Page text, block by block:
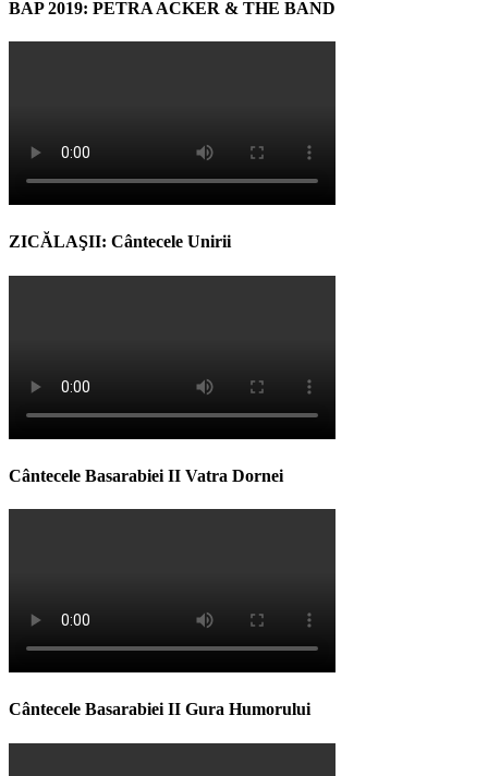
BAP 2019: PETRA ACKER & THE BAND
ZICĂLAŞII: Cântecele Unirii
Cântecele Basarabiei II Vatra Dornei
Cântecele Basarabiei II Gura Humorului